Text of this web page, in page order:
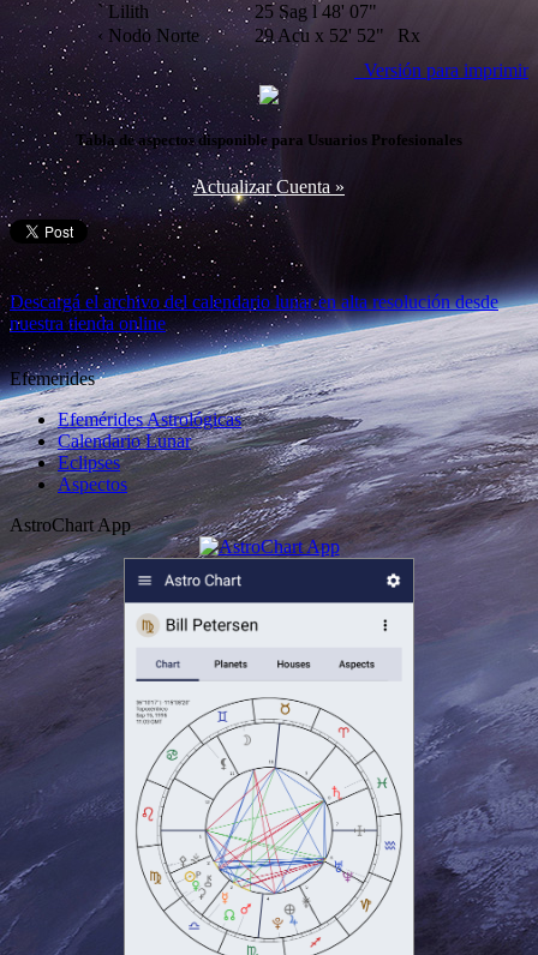
`Lilith 25 Sag l 48' 07"
‹ Nodo Norte 29 Acu x 52' 52"
Rx
Versión para imprimir
Tabla de aspectos disponible para Usuarios Profesionales
Actualizar Cuenta »
Descargá el archivo del calendario lunar en alta resolución desde
nuestra tienda online
Efemerides
Efemérides Astrológicas
Calendario Lunar
Eclipses
Aspectos
AstroChart App